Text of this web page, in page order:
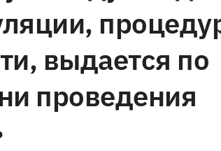
выдается по
проведения